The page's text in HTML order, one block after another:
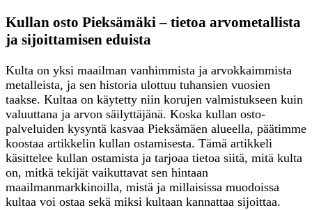
Kullan osto Pieksämäki – tietoa arvometallista
ja sijoittamisen eduista
Kulta on yksi maailman vanhimmista ja arvokkaimmista
metalleista, ja sen historia ulottuu tuhansien vuosien
taakse. Kultaa on käytetty niin korujen valmistukseen kuin
valuuttana ja arvon säilyttäjänä. Koska kullan osto-
palveluiden kysyntä kasvaa Pieksämäen alueella, päätimme
koostaa artikkelin kullan ostamisesta. Tämä artikkeli
käsittelee kullan ostamista ja tarjoaa tietoa siitä, mitä kulta
on, mitkä tekijät vaikuttavat sen hintaan
maailmanmarkkinoilla, mistä ja millaisissa muodoissa
kultaa voi ostaa sekä miksi kultaan kannattaa sijoittaa.